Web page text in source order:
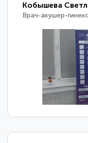
Кобышева
Врач-акушер-